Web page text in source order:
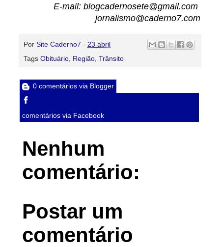
E-mail: blogcadernosete@gmail.com
jornalismo@caderno7.com
Por Site Caderno7 - 23 abril
Tags Obituário Região Trânsito
0 comentários via Blogger
comentários via Facebook
Nenhum
comentário:
Postar um
comentário